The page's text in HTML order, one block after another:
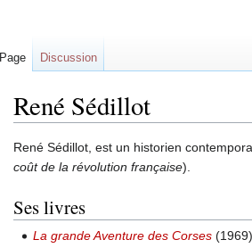
René Sédillot
Aller
à
navigation
Aller
à
recherche
René Sédillot, est un historien
coût de la révolution française).
Ses livres
La grande Aventure des Corses (1969)
Page Discussion